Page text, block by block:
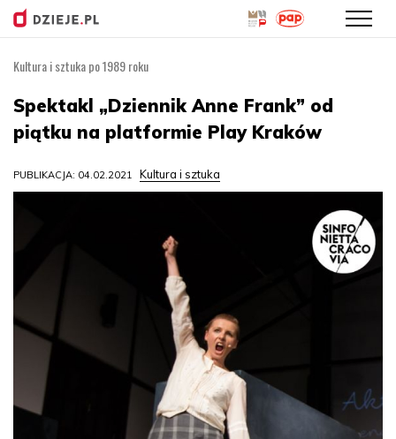
treści
Kultura i sztuka po 1989 roku
Spektakl „Dziennik Anne Frank” od
piątku na platformie Play Kraków
PUBLIKACJA: 04.02.2021 Kultura i sztuka